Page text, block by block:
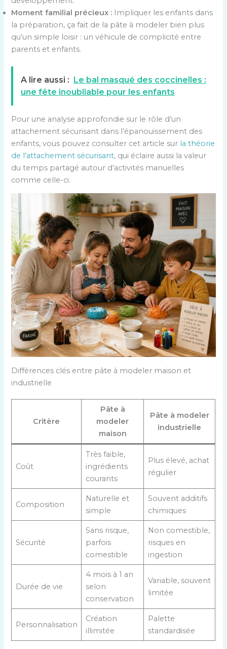
Moment familial précieux : Impliquer les enfants dans
la préparation, ça fait de la pâte à modeler bien plus
qu’un simple loisir : un véhicule de complicité entre
parents et enfants.
A lire aussi : Le bal masqué des coccinelles :
une fête inoubliable pour les enfants
Pour une analyse approfondie sur le rôle d’un
attachement sécurisant dans l’épanouissement des
enfants, vous pouvez consulter cet article sur la théorie
de l’attachement sécurisant, qui éclaire aussi la valeur
du temps partagé autour d’activités manuelles
comme celle-ci.
Différences clés entre pâte à modeler maison et
industrielle
Critère
Pâte à
modeler
maison
Pâte à modeler
industrielle
Coût
Très faible,
ingrédients
courants
Plus élevé, achat
régulier
Composition
Naturelle et
simple
Souvent additifs
chimiques
Sécurité
Sans risque,
parfois
comestible
Non comestible,
risques en
ingestion
Durée de vie
4 mois à 1 an
selon
conservation
Variable, souvent
limitée
Personnalisation
Création
illimitée
Palette
standardisée